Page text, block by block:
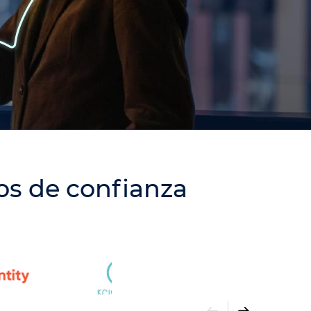
de confianza